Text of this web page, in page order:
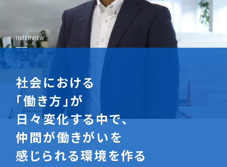
INTERVIEW
社会における
「働き方」が
日 々変化する中で、
仲間が働きがいを
感じられる環境を作る